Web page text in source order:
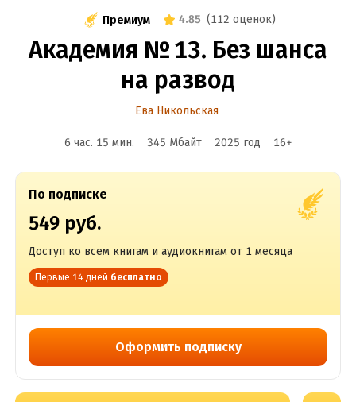
Премиум 4.85 (112 оценок)
Академия № 13. Без шанса
на развод
Ева Никольская
6 час. 15 мин. 345 Мбайт 2025 год 16+
По подписке
549 руб.
Доступ ко всем книгам и аудиокнигам от 1 месяца
Первые 14 дней бесплатно
Оформить подписку